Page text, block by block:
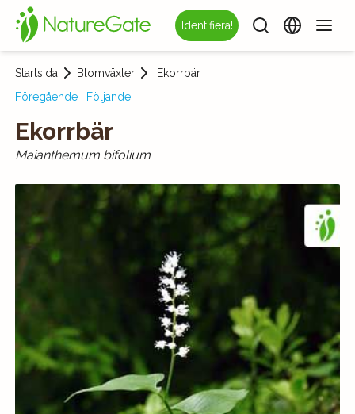
Identifiera!
Startsida Blomväxter
Ekorrbär
Föregående
Följande
Ekorrbär
Maianthemum bifolium